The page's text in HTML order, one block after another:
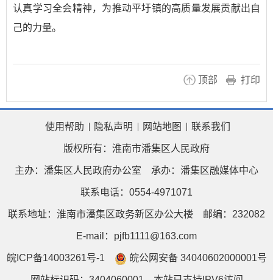
认真学习全会精神，为推动平圩镇的高质量发展贡献出自
己的力量。
顶部 打印
使用帮助 隐私声明 网站地图 联系我们
版权所有：淮南市潘集区人民政府
主办：潘集区人民政府办公室 承办：潘集区融媒体中心
联系电话：0554-4971071
联系地址：淮南市潘集区政务新区办公大楼 邮编：232082
E-mail：pjfb1111@163.com
皖ICP备14003261号-1 皖公网安备 34040602000001号